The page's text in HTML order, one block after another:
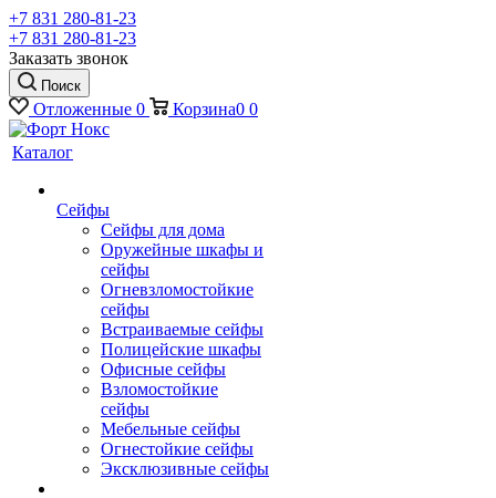
+7 831 280-81-23
+7 831 280-81-23
Заказать звонок
Поиск
Отложенные 0 Корзина0 0
Каталог
Сейфы
Сейфы для дома
Оружейные шкафы и
сейфы
Огневзломостойкие
сейфы
Встраиваемые сейфы
Полицейские шкафы
Офисные сейфы
Взломостойкие
сейфы
Мебельные сейфы
Огнестойкие сейфы
Эксклюзивные сейфы